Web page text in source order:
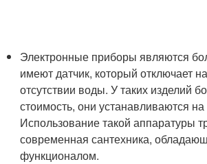
Электронные приборы являются
имеют датчик, который отключает
отсутствии воды. У таких изделий
стоимость, они устанавливаются на
Использование такой аппаратуры
современная сантехника,
функционалом.